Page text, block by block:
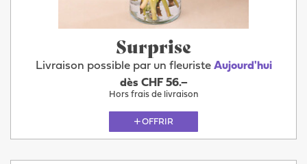
Surprise
Livraison possible par un fleuriste Aujourd'hui
dès CHF 56.–
Hors frais de livraison
OFFRIR